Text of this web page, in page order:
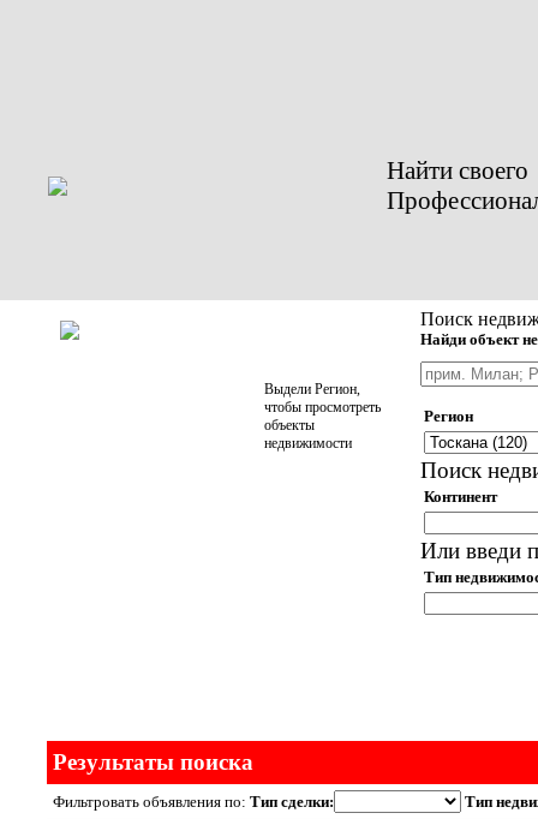
Найти своего
Выдели Регион,
чтобы просмотреть
объекты
недвижимости
Поиск
Найди объект
Регион
Поиск
Континент
Или введи
Тип
Результаты поиска
Фильтровать объявления по: Тип сделки: Тип